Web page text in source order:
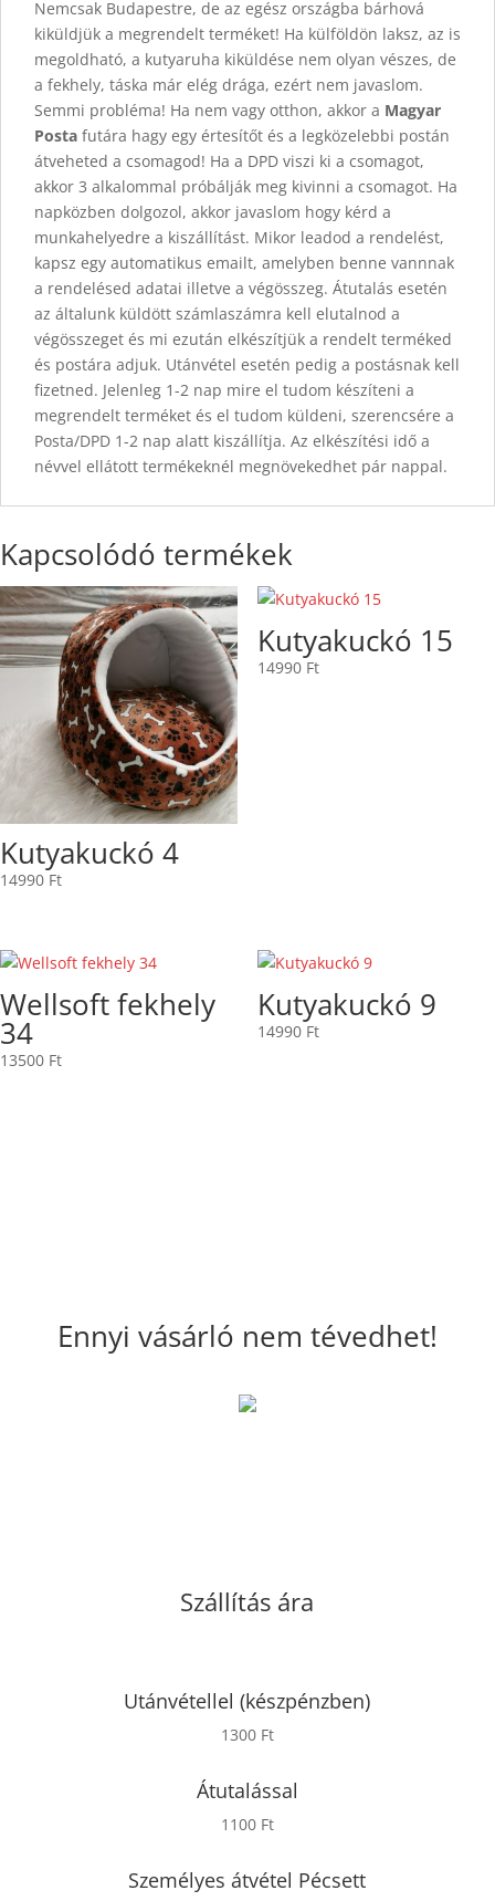
Nemcsak Budapestre, de az egész országba bárhová
kiküldjük a megrendelt terméket! Ha külföldön laksz, az is
megoldható, a kutyaruha kiküldése nem olyan vészes, de
a fekhely, táska már elég drága, ezért nem javaslom.
Semmi probléma! Ha nem vagy otthon, akkor a Magyar
Posta futára hagy egy értesítőt és a legközelebbi postán
átveheted a csomagod! Ha a DPD viszi ki a csomagot,
akkor 3 alkalommal próbálják meg kivinni a csomagot. Ha
napközben dolgozol, akkor javaslom hogy kérd a
munkahelyedre a kiszállítást. Mikor leadod a rendelést,
kapsz egy automatikus emailt, amelyben benne vannnak
a rendelésed adatai illetve a végösszeg. Átutalás esetén
az általunk küldött számlaszámra kell elutalnod a
végösszeget és mi ezután elkészítjük a rendelt terméked
és postára adjuk. Utánvétel esetén pedig a postásnak kell
fizetned. Jelenleg 1-2 nap mire el tudom készíteni a
megrendelt terméket és el tudom küldeni, szerencsére a
Posta/DPD 1-2 nap alatt kiszállítja. Az elkészítési idő a
névvel ellátott termékeknél megnövekedhet pár nappal.
Kapcsolódó termékek
Kutyakuckó 4
14990 Ft
Kutyakuckó 15
14990 Ft
Wellsoft fekhely
34
13500 Ft
Kutyakuckó 9
14990 Ft
Ennyi vásárló nem tévedhet!
Szállítás ára
Utánvétellel (készpénzben)
1300 Ft
Átutalással
1100 Ft
Személyes átvétel Pécsett